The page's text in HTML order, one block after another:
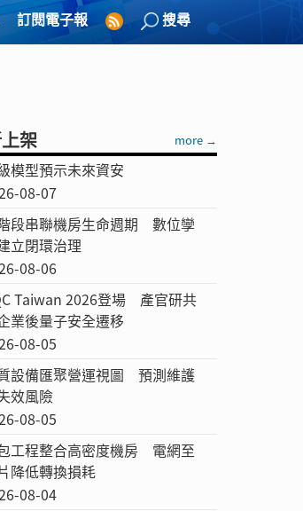
訂閱電子報 搜尋
架 more →
模型預示未來資安
08-07
段串聯機房生命週期 數位孿
立閉環治理
08-06
Taiwan 2026登場 產官研共
業後量子安全遷移
08-05
設備匯聚營運視圖 預測維護
效風險
08-05
工程整合高密度機房 電網至
降低轉換損耗
08-04